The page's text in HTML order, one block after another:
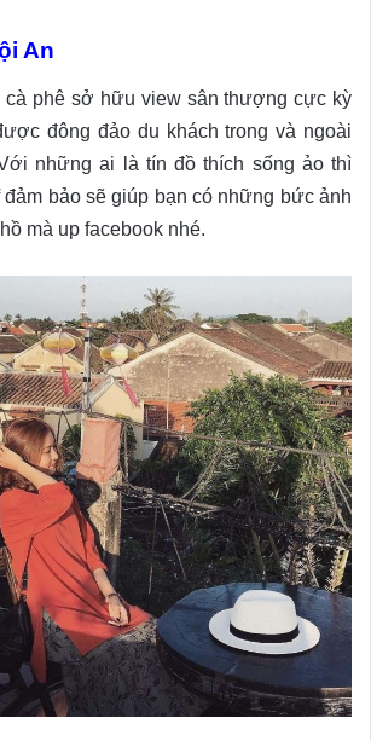
An
phê sở hữu view sân thượng cực kỳ
đông đảo du khách trong và ngoài
những ai là tín đồ thích sống ảo thì
bảo sẽ giúp bạn có những bức ảnh
mà up facebook nhé.